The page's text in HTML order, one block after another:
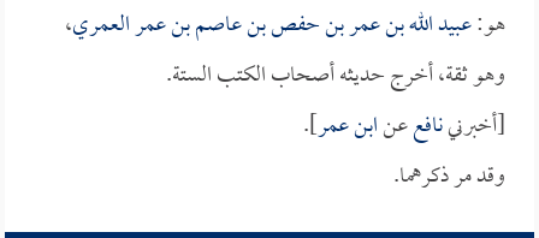
هو:عبيد الله بن عمر بن حفص بن عاصم بن عمر العمري،
وهو ثقة، أخرج حديثه أصحاب الكتب الستة.
[أخبرنينافععنابن عمر].
وقد مر ذكرهما.